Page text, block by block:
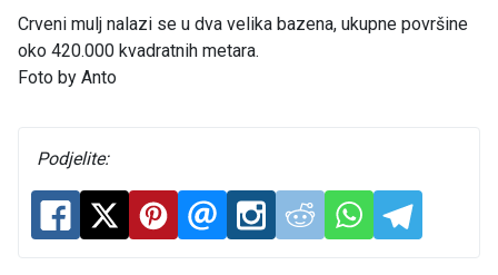
Crveni mulj nalazi se u dva velika bazena, ukupne površine
oko 420.000 kvadratnih metara.
Foto by Anto
Podjelite: